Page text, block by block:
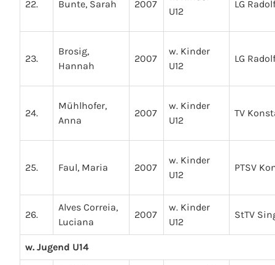
22. Bunte, Sarah 2007
U12
LG
23.
Brosig,
Hannah
2007
w. Kinder
U12
LG
24.
Mühlhofer,
Anna
2007
w. Kinder
U12
TV
25. Faul, Maria 2007
w. Kinder
U12
PTSV
26.
Alves Correia,
Luciana
2007
w. Kinder
U12
StTV
w. Jugend U14